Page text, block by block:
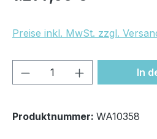
Preise inkl. MwSt. zzgl.
Produkt Anzahl: Gib
In
Produktnummer: WA10358